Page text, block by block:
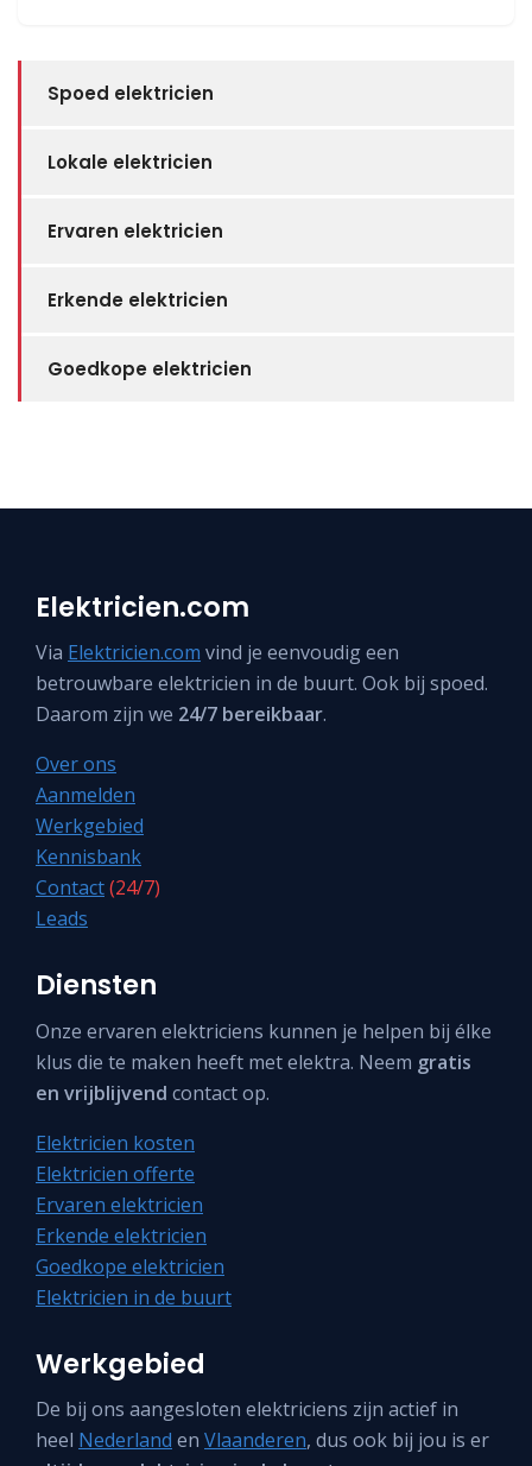
Spoed elektricien
Lokale elektricien
Ervaren elektricien
Erkende elektricien
Goedkope elektricien
Elektricien.com
Via Elektricien.com vind je eenvoudig een
betrouwbare elektricien in de buurt. Ook bij spoed.
Daarom zijn we 24/7 bereikbaar.
Over ons
Aanmelden
Werkgebied
Kennisbank
Contact(24/7)
Leads
Diensten
Onze ervaren elektriciens kunnen je helpen bij élke
klus die te maken heeft met elektra. Neem gratis
en vrijblijvend contact op.
Elektricien kosten
Elektricien offerte
Ervaren elektricien
Erkende elektricien
Goedkope elektricien
Elektricien in de buurt
Werkgebied
De bij ons aangesloten elektriciens zijn actief in
heel Nederland en Vlaanderen, dus ook bij jou is er